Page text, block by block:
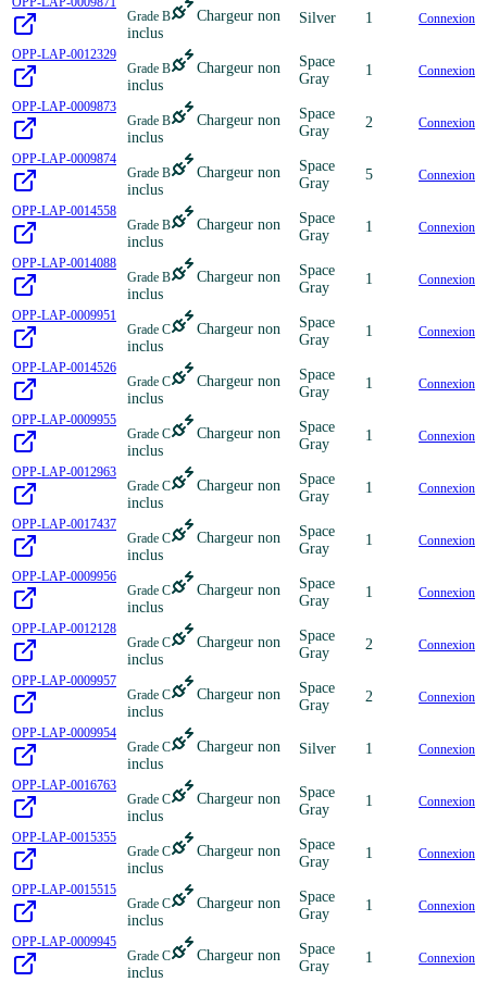
Grade B
Chargeur non
inclus
Silver 1 Connexion
OPP-LAP-0012329
Grade B
Chargeur non
inclus
Space
Gray
1 Connexion
OPP-LAP-0009873
Grade B
Chargeur non
inclus
Space
Gray
2 Connexion
OPP-LAP-0009874
Grade B
Chargeur non
inclus
Space
Gray
5 Connexion
OPP-LAP-0014558
Grade B
Chargeur non
inclus
Space
Gray
1 Connexion
OPP-LAP-0014088
Grade B
Chargeur non
inclus
Space
Gray
1 Connexion
OPP-LAP-0009951
Grade C
Chargeur non
inclus
Space
Gray
1 Connexion
OPP-LAP-0014526
Grade C
Chargeur non
inclus
Space
Gray
1 Connexion
OPP-LAP-0009955
Grade C
Chargeur non
inclus
Space
Gray
1 Connexion
OPP-LAP-0012963
Grade C
Chargeur non
inclus
Space
Gray
1 Connexion
OPP-LAP-0017437
Grade C
Chargeur non
inclus
Space
Gray
1 Connexion
OPP-LAP-0009956
Grade C
Chargeur non
inclus
Space
Gray
1 Connexion
OPP-LAP-0012128
Grade C
Chargeur non
inclus
Space
Gray
2 Connexion
OPP-LAP-0009957
Grade C
Chargeur non
inclus
Space
Gray
2 Connexion
OPP-LAP-0009954
Grade C
Chargeur non
inclus
Silver 1 Connexion
OPP-LAP-0016763
Grade C
Chargeur non
inclus
Space
Gray
1 Connexion
OPP-LAP-0015355
Grade C
Chargeur non
inclus
Space
Gray
1 Connexion
OPP-LAP-0015515
Grade C
Chargeur non
inclus
Space
Gray
1 Connexion
OPP-LAP-0009945
Grade C
Chargeur non
inclus
Space
Gray
1 Connexion